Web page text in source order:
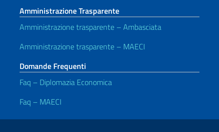
Amministrazione Trasparente
Amministrazione trasparente – Ambasciata
Amministrazione trasparente – MAECI
Domande Frequenti
Faq – Diplomazia Economica
Faq – MAECI
Link Utili